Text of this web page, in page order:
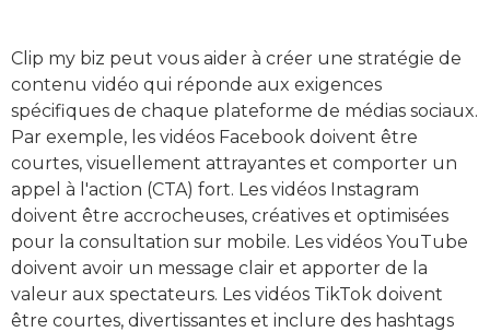
Clip my biz peut vous aider à créer une stratégie de
contenu vidéo qui réponde aux exigences
spécifiques de chaque plateforme de médias sociaux.
Par exemple, les vidéos Facebook doivent être
courtes, visuellement attrayantes et comporter un
appel à l'action (CTA) fort. Les vidéos Instagram
doivent être accrocheuses, créatives et optimisées
pour la consultation sur mobile. Les vidéos YouTube
doivent avoir un message clair et apporter de la
valeur aux spectateurs. Les vidéos TikTok doivent
être courtes, divertissantes et inclure des hashtags